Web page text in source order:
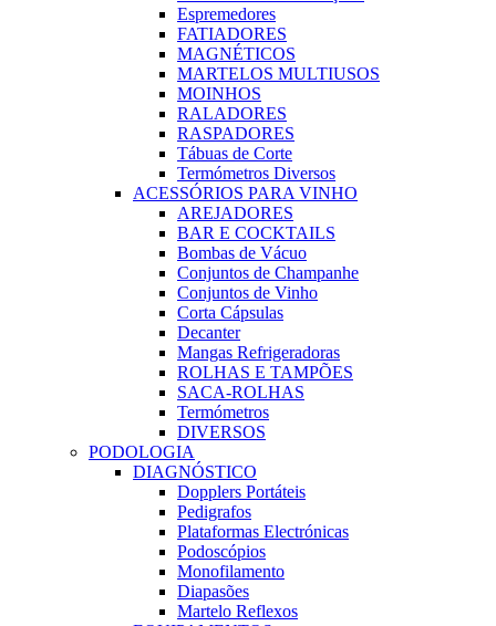
Espremedores
FATIADORES
MAGNÉTICOS
MARTELOS MULTIUSOS
MOINHOS
RALADORES
RASPADORES
Tábuas de Corte
Termómetros Diversos
ACESSÓRIOS PARA VINHO
AREJADORES
BAR E COCKTAILS
Bombas de Vácuo
Conjuntos de Champanhe
Conjuntos de Vinho
Corta Cápsulas
Decanter
Mangas Refrigeradoras
ROLHAS E TAMPÕES
SACA-ROLHAS
Termómetros
DIVERSOS
PODOLOGIA
DIAGNÓSTICO
Dopplers Portáteis
Pedigrafos
Plataformas Electrónicas
Podoscópios
Monofilamento
Diapasões
Martelo Reflexos